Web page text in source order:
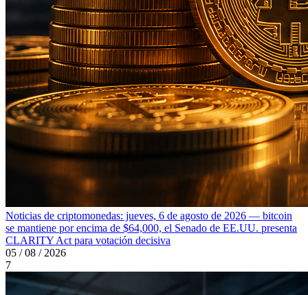
Noticias de criptomonedas: jueves, 6 de agosto de 2026 — bitcoin
se mantiene por encima de $64,000, el Senado de EE.UU. presenta
CLARITY Act para votación decisiva
05 / 08 / 2026
7